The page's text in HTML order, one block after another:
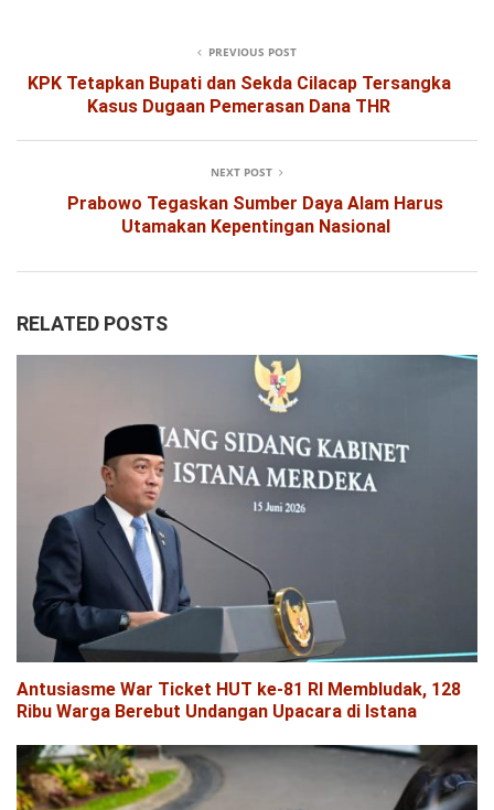
PREVIOUS POST
KPK Tetapkan Bupati dan Sekda Cilacap Tersangka
Kasus Dugaan Pemerasan Dana THR
NEXT POST
Prabowo Tegaskan Sumber Daya Alam Harus
Utamakan Kepentingan Nasional
RELATED POSTS
Antusiasme War Ticket HUT ke-81 RI Membludak, 128
Ribu Warga Berebut Undangan Upacara di Istana